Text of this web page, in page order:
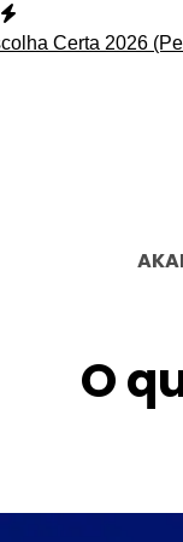
Skip
to
2026
O